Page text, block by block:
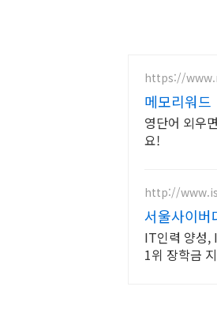
https://
메모리워드
영단어 외우
요!
http://
서울사이
IT인력 양성,
1위 장학금